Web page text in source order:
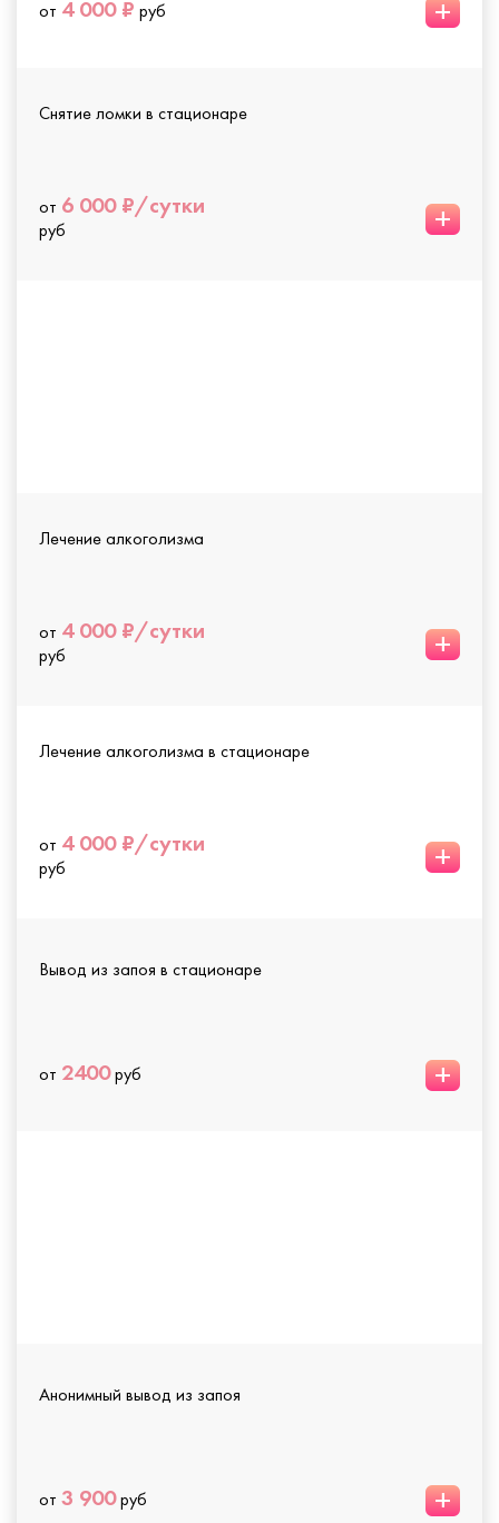
от 4 000 ₽ руб +
Снятие ломки в стационаре
от 6 000 ₽/сутки
руб +
Лечение алкоголизма
от 4 000 ₽/сутки
руб +
Лечение алкоголизма в стационаре
от 4 000 ₽/сутки
руб +
Вывод из запоя в стационаре
от 2400руб +
Анонимный вывод из запоя
от 3 900руб +